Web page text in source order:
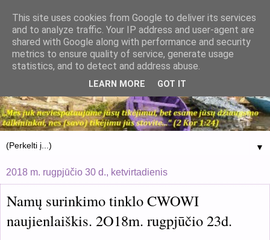
▼
2018 m. rugpjūčio 30 d., ketvirtadienis
Namų surinkimo tinklo CWOWI
naujienlaiškis. 2O18m. rugpjūčio 23d.
This site uses cookies from Google to deliver its services
and to analyze traffic. Your IP address and user-agent are
shared with Google along with performance and security
metrics to ensure quality of service, generate usage
statistics, and to detect and address abuse.
LEARN MORE GOT IT